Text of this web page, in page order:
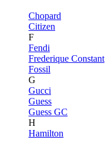
Chopard
Citizen
F
Fendi
Frederique Constant
Fossil
G
Gucci
Guess
Guess GC
H
Hamilton